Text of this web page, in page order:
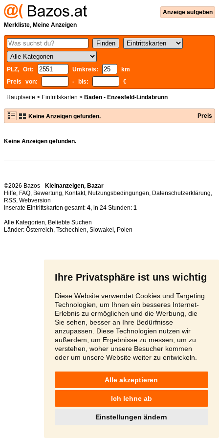
Ihre Privatsphäre ist uns wichtig
Diese Website verwendet Cookies und Targeting
Technologien, um Ihnen ein besseres Internet-
Erlebnis zu ermöglichen und die Werbung, die
Sie sehen, besser an Ihre Bedürfnisse
anzupassen. Diese Technologien nutzen wir
außerdem, um Ergebnisse zu messen, um zu
verstehen, woher unsere Besucher kommen
oder um unsere Website weiter zu entwickeln.
Alle akzeptieren
Ich lehne ab
Einstellungen ändern
Anzeige aufgeben
Merkliste, Meine Anzeigen
PLZ, Ort: Umkreis:
km
Preis von:
- bis: €
Hauptseite > Eintrittskarten > Baden - Enzesfeld-Lindabrunn
Keine Anzeigen gefunden. Preis
Keine Anzeigen gefunden.
©2026 Bazos - Kleinanzeigen, Bazar
Hilfe, FAQ, Bewertung, Kontakt, Nutzungsbedingungen, Datenschutzerklärung,
RSS,
Inserate Eintrittskarten gesamt: 4, in 24 Stunden: 1
Alle Kategorien, Beliebte Suchen
Länder: Österreich, Tschechien, Slowakei, Polen